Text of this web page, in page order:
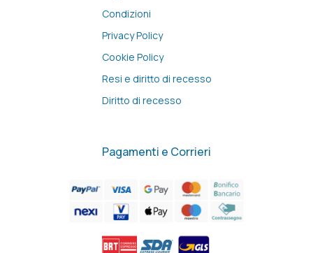
Condizioni
Privacy Policy
Cookie Policy
Resi e diritto di recesso
Diritto di recesso
Pagamenti e Corrieri